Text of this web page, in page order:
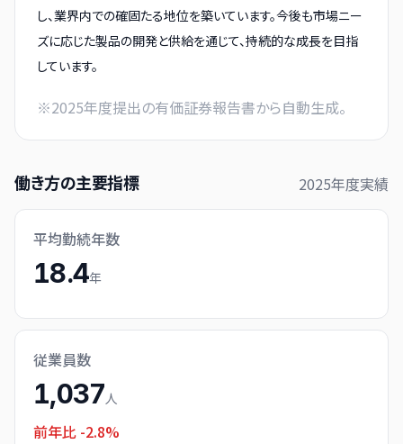
し、業界内での確固たる地位を築いています。今後も市場ニー
ズに応じた製品の開発と供給を通じて、持続的な成長を目指
しています。
※2025年度提出の有価証券報告書から自動生成。
働き方の主要指標 2025年度実績
平均勤続年数
18.4年
従業員数
1,037人
前年比 -2.8%